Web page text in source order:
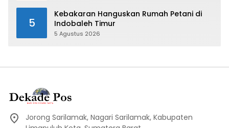
5
Kebakaran Hanguskan Rumah Petani di
Indobaleh Timur
5 Agustus 2026
Jorong Sarilamak, Nagari Sarilamak, Kabupaten